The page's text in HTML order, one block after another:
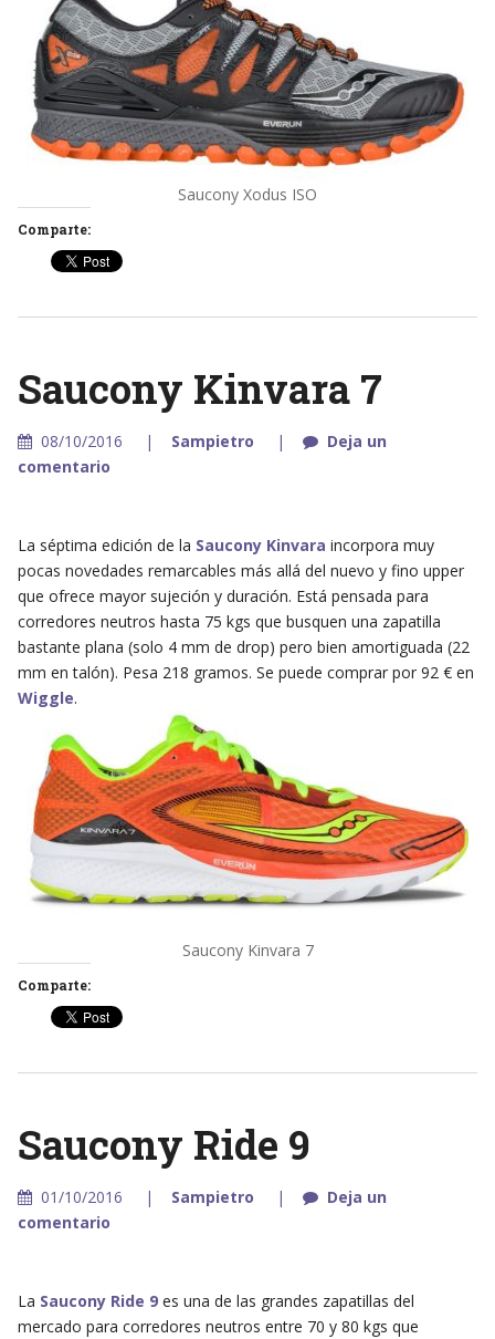
Saucony Xodus ISO
Comparte:
Saucony Kinvara 7
08/10/2016 Sampietro
Deja un
comentario
La séptima edición de la Saucony Kinvara incorpora muy
pocas novedades remarcables más allá del nuevo y fino upper
que ofrece mayor sujeción y duración. Está pensada para
corredores neutros hasta 75 kgs que busquen una zapatilla
bastante plana (solo 4 mm de drop) pero bien amortiguada (22
mm en talón). Pesa 218 gramos. Se puede comprar por 92 € en
Wiggle.
Saucony Kinvara 7
Comparte:
Saucony Ride 9
01/10/2016 Sampietro
Deja un
comentario
La Saucony Ride 9es una de las grandes zapatillas del
mercado para corredores neutros entre 70 y 80 kgs que